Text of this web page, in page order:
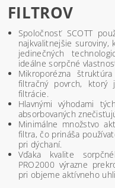
FILTROV
Spoločnosť SCOTT
najkvalitnejšie
jedinečných
ideálne sorpčné
Mikroporézna
filtračný povrch, ktorý
filtrácie.
Hlavnými výhodami
absorbovaných
Minimálne množstvo
filtra, čo prináša
pri dýchaní.
Vďaka kvalite
PRO2000 výrazne
pri objeme aktívneho